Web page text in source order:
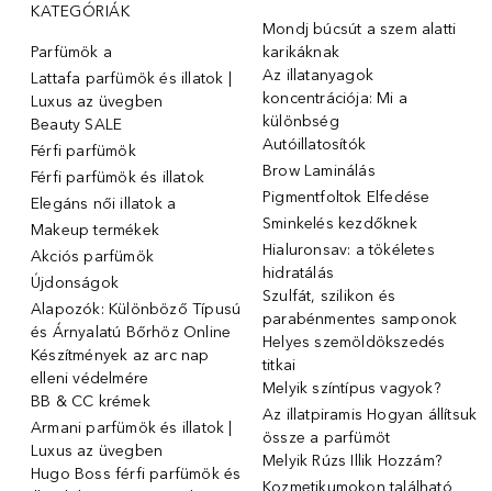
KATEGÓRIÁK
Parfümök ️a
Lattafa parfümök és illatok |
Luxus az üvegben
Beauty SALE
Férfi parfümök
Férfi parfümök és illatok
Elegáns női illatok ️a
Makeup termékek
Akciós parfümök
Újdonságok
Alapozók: Különböző Típusú
és Árnyalatú Bőrhöz Online
Készítmények az arc nap
elleni védelmére
BB & CC krémek
Armani parfümök és illatok |
Luxus az üvegben
Hugo Boss férfi parfümök és
Mondj búcsút a szem alatti
karikáknak
Az illatanyagok
koncentrációja: Mi a
különbség
Autóillatosítók
Brow Laminálás
Pigmentfoltok Elfedése
Sminkelés kezdőknek
Hialuronsav: a tökéletes
hidratálás
Szulfát, szilikon és
parabénmentes samponok
Helyes szemöldökszedés
titkai
Melyik színtípus vagyok?
Az illatpiramis Hogyan állítsuk
össze a parfümöt
Melyik Rúzs Illik Hozzám?
Kozmetikumokon található